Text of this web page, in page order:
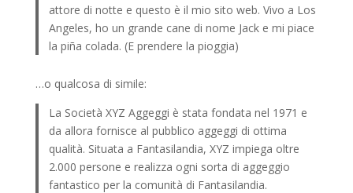
attore di notte e questo è il mio sito web. Vivo a Los
Angeles, ho un grande cane di nome Jack e mi piace
la piña colada. (E prendere la pioggia)
…o qualcosa di simile:
La Società XYZ Aggeggi è stata fondata nel 1971 e
da allora fornisce al pubblico aggeggi di ottima
qualità. Situata a Fantasilandia, XYZ impiega oltre
2.000 persone e realizza ogni sorta di aggeggio
fantastico per la comunità di Fantasilandia.